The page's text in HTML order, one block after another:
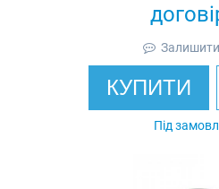
Залишити
КУПИТИ
Під